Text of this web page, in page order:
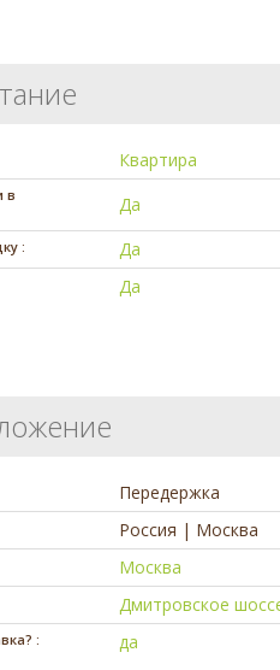
Квартира
в
Да
: Да
Да
Передержка
Россия | Москва
Москва
Дмитровское
: да